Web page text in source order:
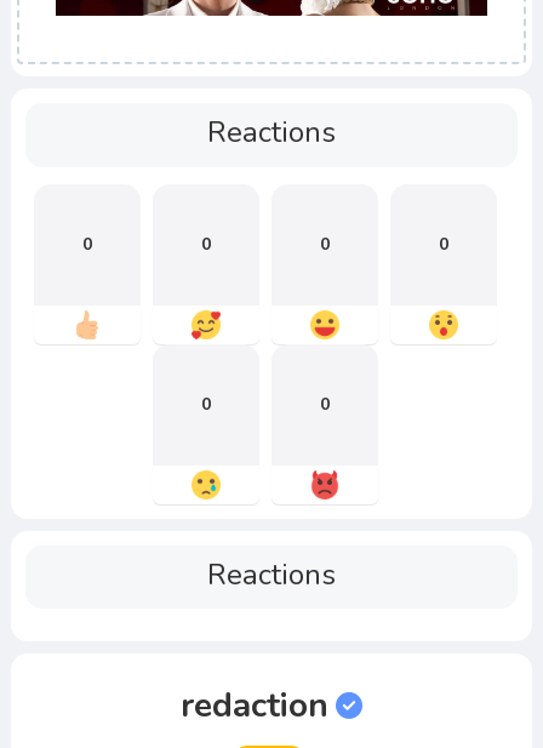
Reactions
0 0 0 0
0 0
Reactions
redaction